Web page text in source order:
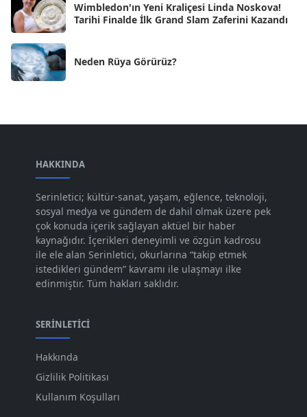
Haz 2024 [30]
Nis 2024 [59]
Ara 2023 [101]
Kas 2023
Eki 2023 [73]
Eyl 2023 [73]
Ağu 2023 [74]
Tem 2023 [76]
Haz 2023
May 2023
Nis 2023
Mar 2023
Wimbledon'ın Yeni Kraliçesi Linda Noskova!
Tarihi Finalde İlk Grand Slam Zaferini Kazandı
Neden Rüya Görürüz?
HAKKINDA
Serinletici; kültür-sanat, yaşam, eğlence, teknoloji,
sosyal medya ve gündem de dahil olmak üzere pek
çok konuda içerik sağlayan aktüel bir haber
kaynağıdır. İçerikleri deneyimli ve özgün kadrosu
ile ele alan Serinletici, okurlarına “takip etmek
istedikleri gündem” kavramı ile ulaşmayı ilke
edinmiştir. Tüm hakları saklıdır.
SERINLETICI
Hakkında
Gizlilik Politikası
Kullanım Koşulları